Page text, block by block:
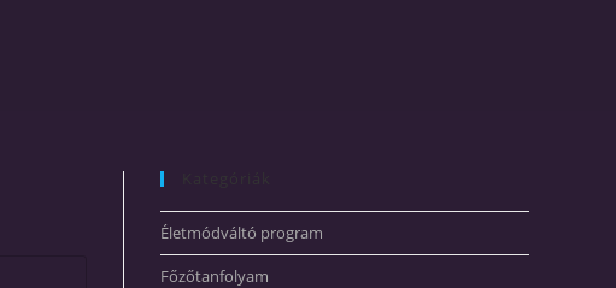
Életmódváltó program
Főzőtanfolyam